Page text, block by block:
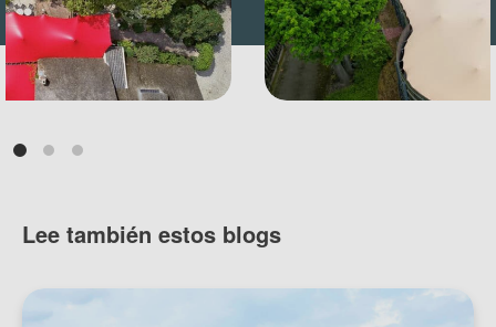
Lee también estos blogs